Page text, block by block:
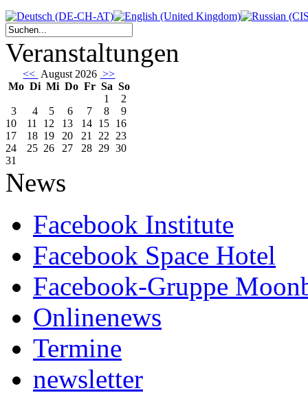
Veranstaltungen
<< August 2026 >>
Mo Di Mi Do Fr Sa So
1
2
3
4 5 6 7 8
9
10
11 12 13 14 15 16
17
18 19 20 21 22 23
24
25 26 27 28 29 30
31
News
Facebook Institute
Facebook Space Hotel
Facebook-Gruppe
Onlinenews
Termine
newsletter